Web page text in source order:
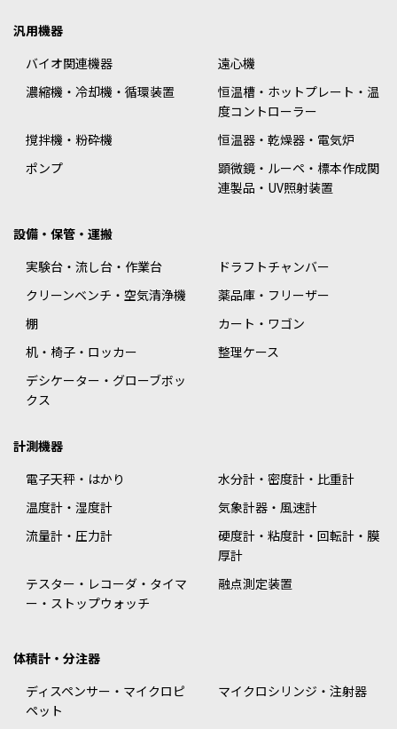
汎用機器
バイオ関連機器
遠心機
濃縮機・冷却機・循環装置
恒温槽・ホットプレート・温
度コントローラー
撹拌機・粉砕機
恒温器・乾燥器・電気炉
ポンプ
顕微鏡・ルーペ・標本作成関
連製品・UV照射装置
設備・保管・運搬
実験台・流し台・作業台
ドラフトチャンバー
クリーンベンチ・空気清浄機
薬品庫・フリーザー
棚
カート・ワゴン
机・椅子・ロッカー
整理ケース
デシケーター・グローブボッ
クス
計測機器
電子天秤・はかり
水分計・密度計・比重計
温度計・湿度計
気象計器・風速計
流量計・圧力計
硬度計・粘度計・回転計・膜
厚計
テスター・レコーダ・タイマ
ー・ストップウォッチ
融点測定装置
体積計・分注器
ディスペンサー・マイクロピ
ペット
マイクロシリンジ・注射器